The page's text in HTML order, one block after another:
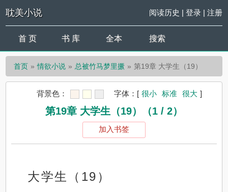
耽美小说 阅读历史 | 登录| 注册
首 页 书 库 全本 搜索
首页 情欲小说 总被竹马梦里撅 第19章 大学生（19）
背景色： 字体： [ 很小 标准 很大 ]
第19章 大学生（19）（1 / 2）
加入书签
大学生（19）